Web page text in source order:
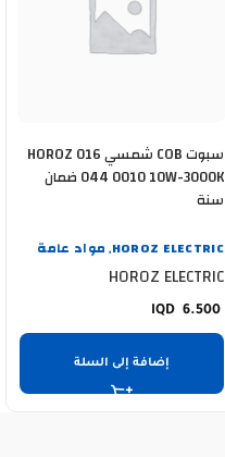
سبوت COB شمسي HOROZ 016
044 0010 10W-3000K ضمان
سنة
HOROZ ELECTRIC
, مواد عامة
HOROZ ELECTRIC
6.500
إضافة إلى السلة